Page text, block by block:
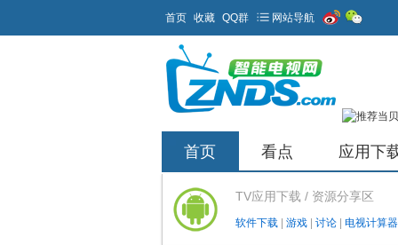
首页 收藏 QQ群 网站导航
首页 看点 应用下
TV应用下载 / 资源分享区
软件下载 游戏 讨论 电视计算器